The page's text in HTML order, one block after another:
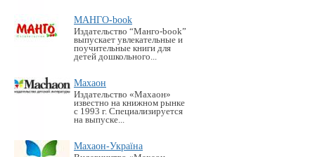
МАНГО-book
Издательство “Манго-book”
выпускает увлекательные и
поучительные книги для
детей дошкольного...
Махаон
Издательство «Махаон»
известно на книжном рынке
с 1993 г. Специализируется
на выпуске...
Махаон-Україна